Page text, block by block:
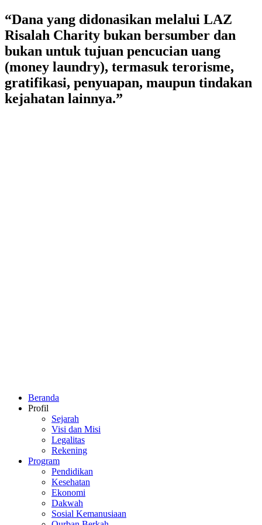
Lewati
ke
konten
“Dana yang didonasikan melalui LAZ
Risalah Charity bukan bersumber dan
bukan untuk tujuan pencucian uang
(money laundry), termasuk terorisme,
gratifikasi, penyuapan, maupun tindakan
kejahatan lainnya.”
Beranda
Profil
Sejarah
Visi dan Misi
Legalitas
Rekening
Program
Pendidikan
Kesehatan
Ekonomi
Dakwah
Sosial Kemanusiaan